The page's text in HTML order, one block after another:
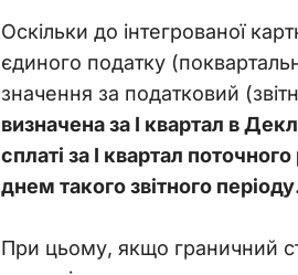
Оскільки до інтегрованої
єдиного податку
значення за податковий
визначена за І квартал в
сплаті за І квартал
днем такого звітного
При цьому, якщо граничний